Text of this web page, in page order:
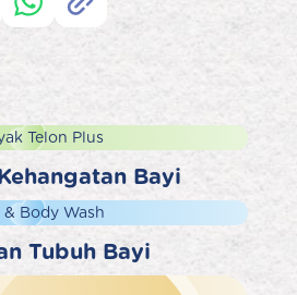
Bayi
Tubuh Bayi